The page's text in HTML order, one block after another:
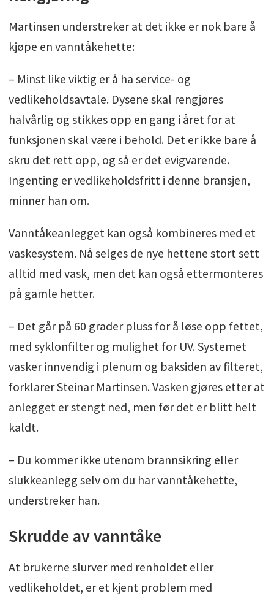
Martinsen understreker at det ikke er nok bare å
kjøpe en vanntåkehette:
– Minst like viktig er å ha service- og
vedlikeholdsavtale. Dysene skal rengjøres
halvårlig og stikkes opp en gang i året for at
funksjonen skal være i behold. Det er ikke bare å
skru det rett opp, og så er det evigvarende.
Ingenting er vedlikeholdsfritt i denne bransjen,
minner han om.
Vanntåkeanlegget kan også kombineres med et
vaskesystem. Nå selges de nye hettene stort sett
alltid med vask, men det kan også ettermonteres
på gamle hetter.
– Det går på 60 grader pluss for å løse opp fettet,
med syklonfilter og mulighet for UV. Systemet
vasker innvendig i plenum og baksiden av filteret,
forklarer Steinar Martinsen. Vasken gjøres etter at
anlegget er stengt ned, men før det er blitt helt
kaldt.
– Du kommer ikke utenom brannsikring eller
slukkeanlegg selv om du har vanntåkehette,
understreker han.
Skrudde av vanntåke
At brukerne slurver med renholdet eller
vedlikeholdet, er et kjent problem med